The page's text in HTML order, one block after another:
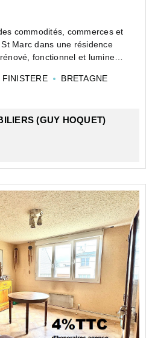
commodités, commerces et
Marc dans une résidence
fonctionnel et lumineux.
(plaque éle...
FINISTERE BRETAGNE
(GUY HOQUET)